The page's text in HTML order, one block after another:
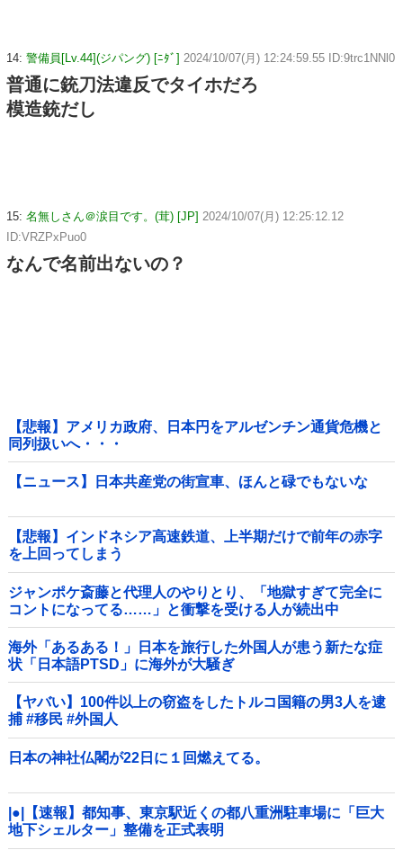
14: 警備員[Lv.44](ジパング) [ﾆﾀﾞ] 2024/10/07(月) 12:24:59.55 ID:9trc1NNl0
普通に銃刀法違反でタイホだろ
模造銃だし
15: 名無しさん＠涙目です。(茸) [JP] 2024/10/07(月) 12:25:12.12
ID:VRZPxPuo0
なんで名前出ないの？
【悲報】アメリカ政府、日本円をアルゼンチン通貨危機と
同列扱いへ・・・
【ニュース】日本共産党の街宣車、ほんと碌でもないな
【悲報】インドネシア高速鉄道、上半期だけで前年の赤字
を上回ってしまう
wwwwwwwwwwwwwwwwwwwwwwwwwwwwwwwwwww
wwwwwwwwww他
ジャンポケ斎藤と代理人のやりとり、「地獄すぎて完全に
コントになってる……」と衝撃を受ける人が続出中
海外「あるある！」日本を旅行した外国人が患う新たな症
状「日本語PTSD」に海外が大騒ぎ
【ヤバい】100件以上の窃盗をしたトルコ国籍の男3人を逮
捕 #移民 #外国人
日本の神社仏閣が22日に１回燃えてる。
|●|【速報】都知事、東京駅近くの都八重洲駐車場に「巨大
地下シェルター」整備を正式表明